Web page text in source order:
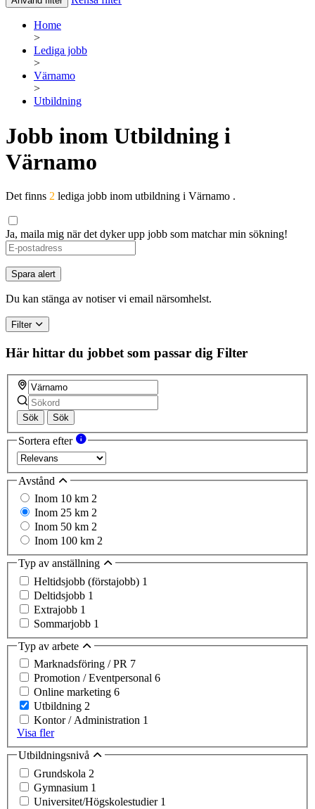
Home
>
Lediga jobb
>
Värnamo
>
Utbildning
Jobb inom Utbildning i
Värnamo
Det finns 2 lediga jobb inom utbildning i Värnamo .
Ja, maila mig när det dyker upp jobb som matchar min sökning!
If
you
are
a
human,
this
field
Spara alert
Du kan stänga av notiser vi email närsomhelst.
Filter
Här hittar du jobbet som passar dig Filter
Sök Sök
Sortera efter
Avstånd
Inom 10 km 2
Inom 25 km 2
Inom 50 km 2
Inom 100 km 2
Typ av anställning
Heltidsjobb (förstajobb) 1
Deltidsjobb 1
Extrajobb 1
Sommarjobb 1
Typ av arbete
Marknadsföring / PR 7
Promotion / Eventpersonal 6
Online marketing 6
Utbildning 2
Kontor / Administration 1
Visa fler
Utbildningsnivå
Grundskola 2
Gymnasium 1
Universitet/Högskolestudier 1